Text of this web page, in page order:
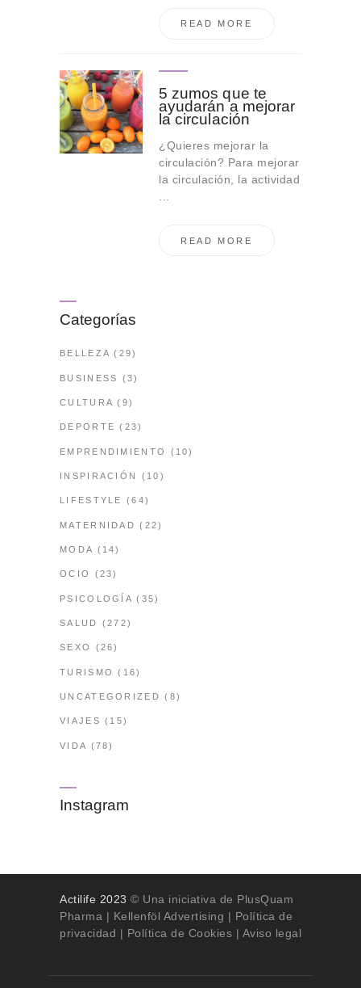
READ MORE
5 zumos que te
ayudarán a mejorar
la circulación
¿Quieres mejorar la
circulación? Para mejorar
la circulación, la actividad
READ MORE
Categorías
BELLEZA (29)
BUSINESS (3)
CULTURA (9)
DEPORTE (23)
EMPRENDIMIENTO (10)
INSPIRACIÓN (10)
LIFESTYLE (64)
MATERNIDAD (22)
MODA (14)
OCIO (23)
PSICOLOGÍA (35)
SALUD (272)
SEXO (26)
TURISMO (16)
UNCATEGORIZED (8)
VIAJES (15)
VIDA (78)
Instagram
Actilife 2023 © Una iniciativa de PlusQuam
Pharma | Kellenföl Advertising | Política de
privacidad | Política de Cookies | Aviso legal